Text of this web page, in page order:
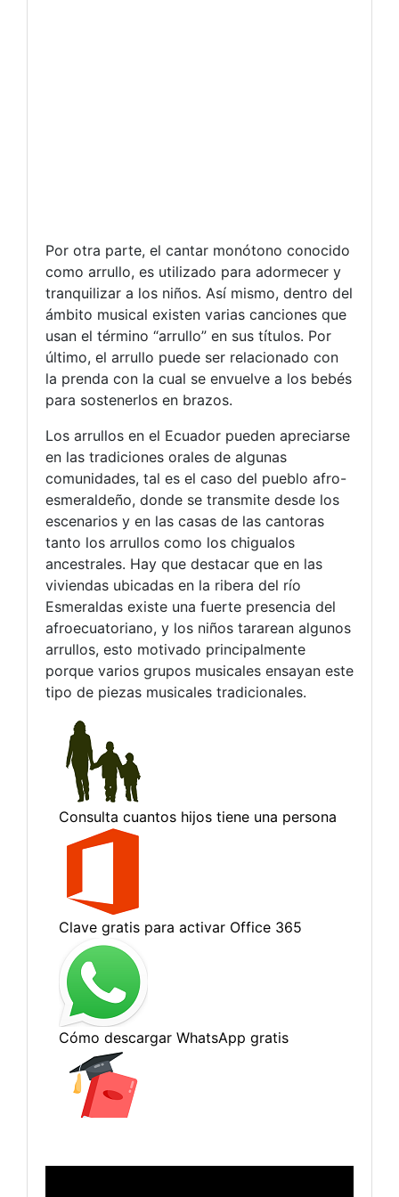
Por otra parte, el cantar monótono conocido
como arrullo, es utilizado para adormecer y
tranquilizar a los niños. Así mismo, dentro del
ámbito musical existen varias canciones que
usan el término “arrullo” en sus títulos. Por
último, el arrullo puede ser relacionado con
la prenda con la cual se envuelve a los bebés
para sostenerlos en brazos.
Los arrullos en el Ecuador pueden apreciarse
en las tradiciones orales de algunas
comunidades, tal es el caso del pueblo afro-
esmeraldeño, donde se transmite desde los
escenarios y en las casas de las cantoras
tanto los arrullos como los chigualos
ancestrales. Hay que destacar que en las
viviendas ubicadas en la ribera del río
Esmeraldas existe una fuerte presencia del
afroecuatoriano, y los niños tararean algunos
arrullos, esto motivado principalmente
porque varios grupos musicales ensayan este
tipo de piezas musicales tradicionales.